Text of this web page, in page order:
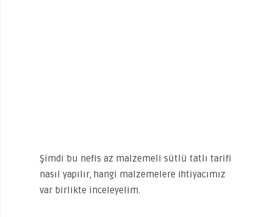
Şimdi bu nefis az malzemeli sütlü tatlı tarifi
nasıl yapılır, hangi malzemelere ihtiyacımız
var birlikte inceleyelim.